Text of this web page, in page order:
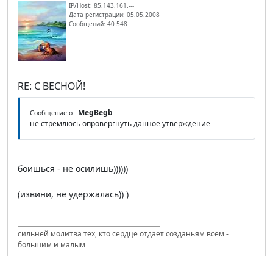
IP/Host: 85.143.161.---
Дата регистрации: 05.05.2008
Сообщений: 40 548
RE: С ВЕСНОЙ!
Сообщение от MegBegb
не стремлюсь опровергнуть данное утверждение
боишься - не осилишь))))))
(извини, не удержалась)) )
сильней молитва тех, кто сердце отдает созданьям всем -
большим и малым